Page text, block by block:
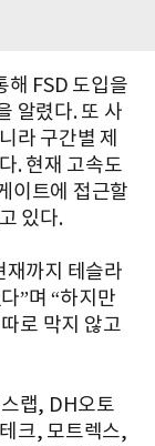
해 FSD 도입을
알렸다. 또 사
라 구간별 제
. 현재 고속도
이트에 접근할
있다.
재까지 테슬라
”며 “하지만
로 막지 않고
랩, DH오토
크, 모트렉스,